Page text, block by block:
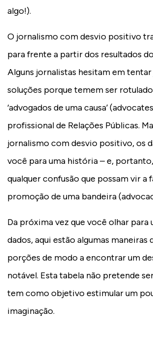
algo!).
O jornalismo com desvio positivo
para frente a partir dos resultados
Alguns jornalistas hesitam em
soluções porque temem ser
‘advogados de uma causa’
profissional de Relações Públicas.
jornalismo com desvio positivo, os
você para uma história – e,
qualquer confusão que possam vir a
promoção de uma bandeira
Da próxima vez que você olhar para
dados, aqui estão algumas
porções de modo a encontrar um
notável. Esta tabela não pretende
tem como objetivo estimular um
imaginação.